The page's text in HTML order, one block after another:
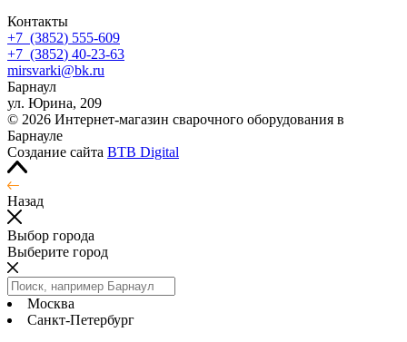
Контакты
+7 (3852) 555-609
+7 (3852) 40-23-63
mirsvarki@bk.ru
Барнаул
ул. Юрина, 209
© 2026 Интернет-магазин сварочного оборудования в
Барнауле
Создание сайта BTB Digital
Назад
Выбор города
Выберите город
Москва
Санкт-Петербург